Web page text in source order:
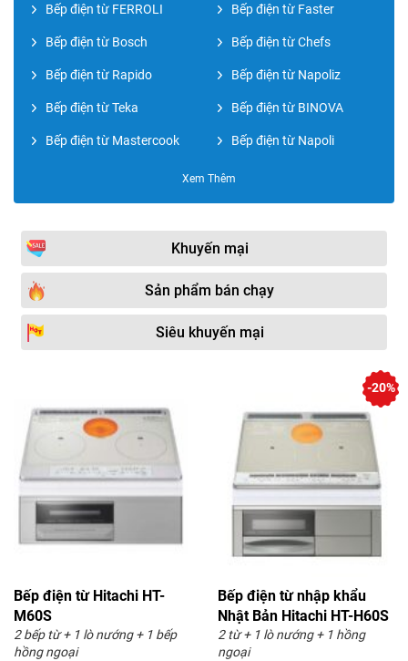
Bếp điện từ FERROLI Bếp điện từ Faster
Bếp điện từ Bosch Bếp điện từ Chefs
Bếp điện từ Rapido Bếp điện từ Napoliz
Bếp điện từ Teka Bếp điện từ BINOVA
Bếp điện từ Mastercook Bếp điện từ Napoli
Bếp điện từ BOMANN
Bếp điện từ Grasso Bếp điện từ Giovani
Bếp điện từ ABBAKA
Bếp điện từ KOCHER Bếp điện từ BATANI
Bếp điện từ Hitachi Bếp điện từ Amica
Bếp điện từ BAUMATIC
Bếp điện từ Panasonic
Xem Thêm
Khuyến mại
Sản phẩm bán chạy
Siêu khuyến mại
Bếp điện từ Hitachi HT-
M60S
2 bếp từ + 1 lò nướng + 1 bếp
hồng ngoại
Bếp điện từ nhập khẩu
Nhật Bản Hitachi HT-H60S
2 từ + 1 lò nướng + 1 hồng
ngoại
-20%